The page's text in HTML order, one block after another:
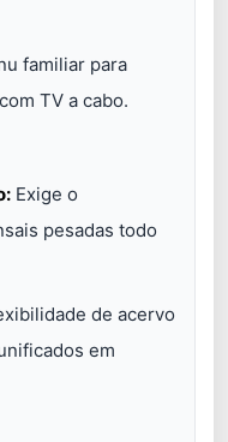
familiar para
TV a cabo.
Exige o
pesadas todo
de acervo
em